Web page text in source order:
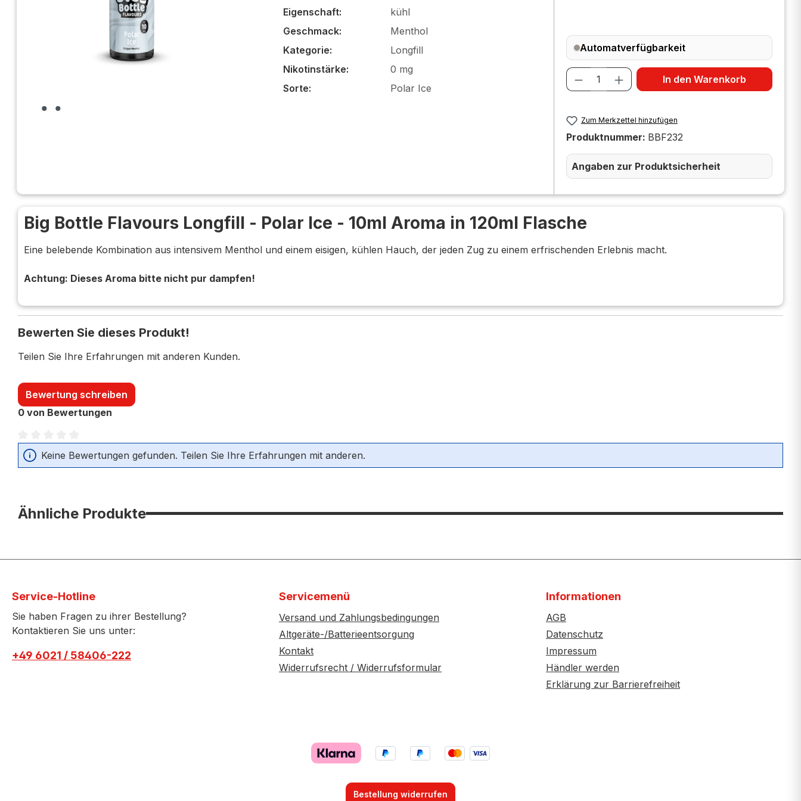
Eigenschaft:
kühl
Geschmack:
Menthol
Kategorie:
Longfill
Nikotinstärke:
0 mg
Sorte:
Polar Ice
Automatverfügbarkeit
Produkt Anzahl: Gib den
In den Warenkorb
Zum Merkzettel hinzufügen
Produktnummer: BBF232
Angaben zur Produktsicherheit
Big Bottle Flavours Longfill - Polar Ice - 10ml Aroma in 120ml Flasche
Eine belebende Kombination aus intensivem Menthol und einem eisigen, kühlen Hauch, der jeden Zug zu einem erfrischenden Erlebnis macht.
Achtung: Dieses Aroma bitte nicht pur dampfen!
Bewerten Sie dieses Produkt!
Teilen Sie Ihre Erfahrungen mit anderen Kunden.
Bewertung schreiben
0 von Bewertungen
Durchschnittliche Bewertung von 0 von 5 Sternen
Keine Bewertungen gefunden. Teilen Sie Ihre Erfahrungen mit anderen.
Ähnliche Produkte
Service-Hotline
Sie haben Fragen zu ihrer Bestellung?
Kontaktieren Sie uns unter:
+49 6021 / 58406-222
Servicemenü
Versand und Zahlungsbedingungen
Altgeräte-/Batterieentsorgung
Kontakt
Widerrufsrecht / Widerrufsformular
Informationen
AGB
Datenschutz
Impressum
Händler werden
Erklärung zur Barrierefreiheit
Bestellung widerrufen